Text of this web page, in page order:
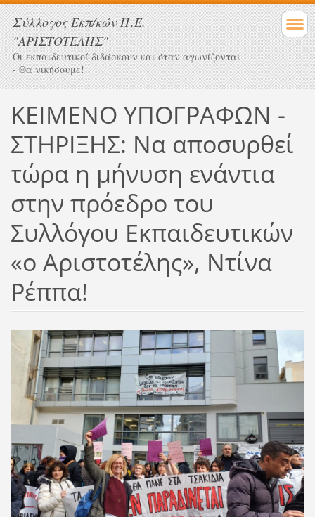
Σύλλογος Eκπ/κών Π.Ε.
"ΑΡΙΣΤΟΤΕΛΗΣ"
Οι εκπαιδευτικοί διδάσκουν και όταν αγωνίζονται
- Θα νικήσουμε!
ΚΕΙΜΕΝΟ ΥΠΟΓΡΑΦΩΝ -
ΣΤΗΡΙΞΗΣ: Να αποσυρθεί
τώρα η μήνυση ενάντια
στην πρόεδρο του
Συλλόγου Εκπαιδευτικών
«ο Αριστοτέλης», Ντίνα
Ρέππα!